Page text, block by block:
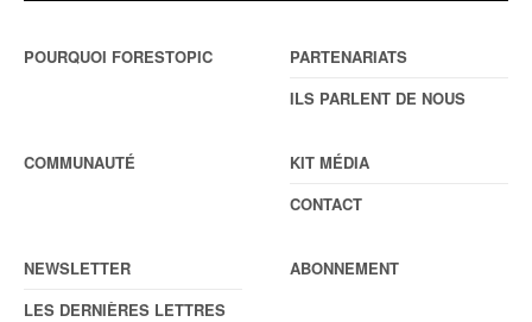
POURQUOI FORESTOPIC
PARTENARIATS
ILS PARLENT DE NOUS
COMMUNAUTÉ
KIT MÉDIA
CONTACT
NEWSLETTER
LES DERNIÈRES LETTRES
ABONNEMENT